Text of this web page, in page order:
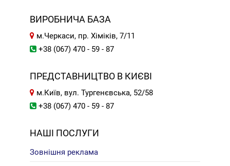
ВИРОБНИЧА БАЗА
м.Черкаси, пр. Хіміків, 7/11
+38 (067) 470 - 59 - 87
ПРЕДСТАВНИЦТВО В КИЄВІ
м.Київ, вул. Тургенєвська, 52/58
+38 (067) 470 - 59 - 87
НАШІ ПОСЛУГИ
Зовнішня реклама